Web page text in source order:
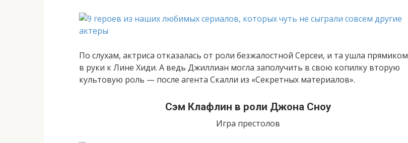
По слухам, актриса отказалась от роли безжалостной Серсеи, и та ушла прямиком
в руки к Лине Хиди. А ведь Джиллиан могла заполучить в свою копилку вторую
культовую роль — после агента Скалли из «Секретных материалов».
Сэм Клафлин в роли Джона Сноу
Игра престолов